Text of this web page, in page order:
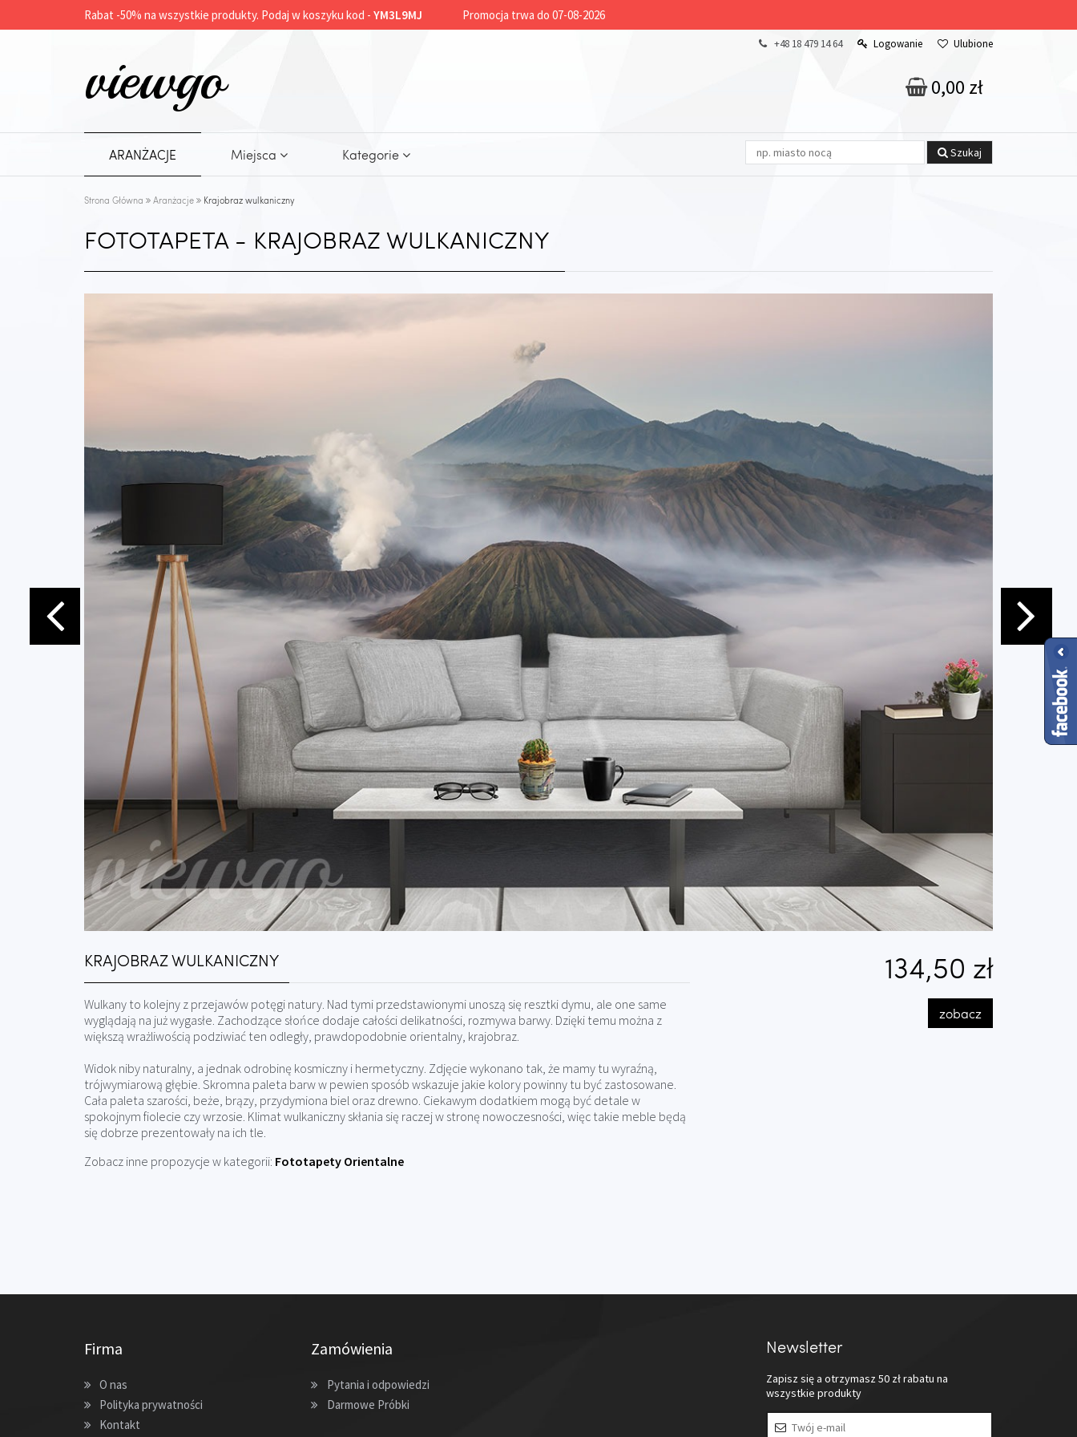
Rabat -50% na wszystkie produkty. Podaj w koszyku kod - YM3L9MJ Promocja trwa do 07-08-2026
+48 18 479 14 64 Logowanie Ulubione
viewgo 0,00 zł
Szukaj
ARANŻACJE Miejsca Kategorie
Strona Główna Aranżacje Krajobraz wulkaniczny
FOTOTAPETA - KRAJOBRAZ WULKANICZNY
KRAJOBRAZ WULKANICZNY
Wulkany to kolejny z przejawów potęgi natury. Nad tymi przedstawionymi unoszą się resztki dymu, ale one same
wyglądają na już wygasłe. Zachodzące słońce dodaje całości delikatności, rozmywa barwy. Dzięki temu można z
większą wrażliwością podziwiać ten odległy, prawdopodobnie orientalny, krajobraz.
Widok niby naturalny, a jednak odrobinę kosmiczny i hermetyczny. Zdjęcie wykonano tak, że mamy tu wyraźną,
trójwymiarową głębie. Skromna paleta barw w pewien sposób wskazuje jakie kolory powinny tu być zastosowane.
Cała paleta szarości, beże, brązy, przydymiona biel oraz drewno. Ciekawym dodatkiem mogą być detale w
spokojnym fiolecie czy wrzosie. Klimat wulkaniczny skłania się raczej w stronę nowoczesności, więc takie meble będą
się dobrze prezentowały na ich tle.
Zobacz inne propozycje w kategorii: Fototapety Orientalne
134,50 zł
zobacz
Firma
O nas
Polityka prywatności
Kontakt
Zamówienia
Pytania i odpowiedzi
Darmowe Próbki
Newsletter
Zapisz się a otrzymasz50 złrabatu na
wszystkie produkty